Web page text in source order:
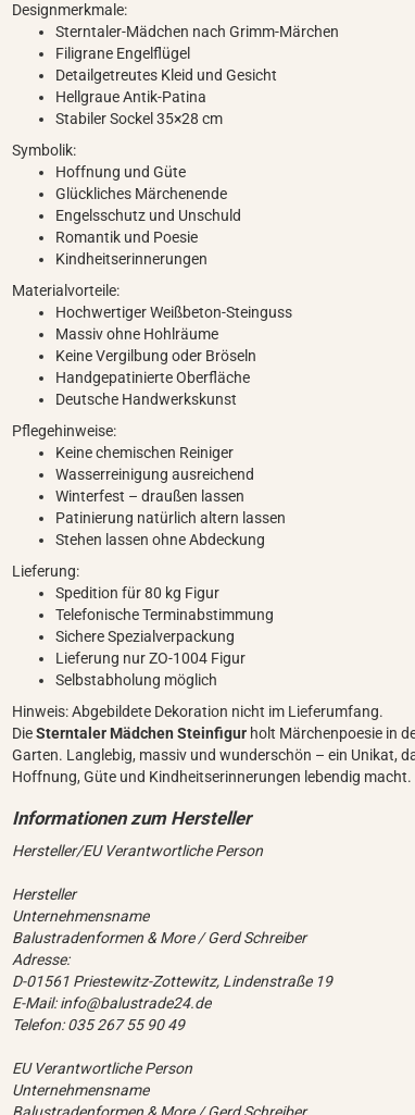
Designmerkmale:
Sterntaler-Mädchen nach Grimm-Märchen
Filigrane Engelflügel
Detailgetreutes Kleid und Gesicht
Hellgraue Antik-Patina
Stabiler Sockel 35×28 cm
Symbolik:
Hoffnung und Güte
Glückliches Märchenende
Engelsschutz und Unschuld
Romantik und Poesie
Kindheitserinnerungen
Materialvorteile:
Hochwertiger Weißbeton-Steinguss
Massiv ohne Hohlräume
Keine Vergilbung oder Bröseln
Handgepatinierte Oberfläche
Deutsche Handwerkskunst
Pflegehinweise:
Keine chemischen Reiniger
Wasserreinigung ausreichend
Winterfest – draußen lassen
Patinierung natürlich altern lassen
Stehen lassen ohne Abdeckung
Lieferung:
Spedition für 80 kg Figur
Telefonische Terminabstimmung
Sichere Spezialverpackung
Lieferung nur ZO-1004 Figur
Selbstabholung möglich
Hinweis: Abgebildete Dekoration nicht im Lieferumfang.
DieSterntaler Mädchen Steinfigur holt Märchenpoesie in
Garten. Langlebig, massiv und wunderschön – ein Unikat,
Hoffnung, Güte und Kindheitserinnerungen lebendig macht.
Hersteller/EU Verantwortliche Person
Hersteller
Unternehmensname
Balustradenformen & More / Gerd Schreiber
Adresse:
D-01561 Priestewitz-Zottewitz, Lindenstraße 19
E-Mail: info@balustrade24.de
Telefon: 035 267 55 90 49
EU Verantwortliche Person
Unternehmensname